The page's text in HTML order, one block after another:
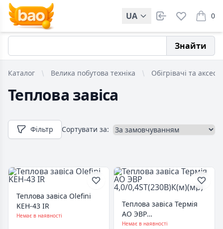
UA 0
items
Знайти
Каталог Велика побутова техніка Обігрівачі та
Теплова завіса
Фільтр Сортувати за:
Теплова завіса Olefini
KEH-43 IR
Немає в наявності
Теплова завіса Термія
АО ЭВР
4,0/0,4ST(230В)К(м)(мр)
Немає в наявності